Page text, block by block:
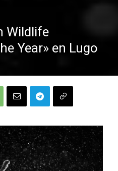
Wildlife
Year» en Lugo